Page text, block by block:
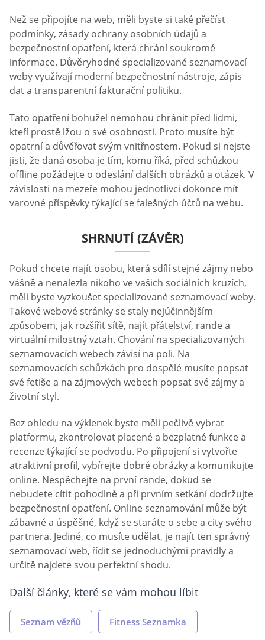
Než se připojíte na web, měli byste si také přečíst
podmínky, zásady ochrany osobních údajů a
bezpečnostní opatření, která chrání soukromé
informace. Důvěryhodné specializované seznamovací
weby využívají moderní bezpečnostní nástroje, zápis
dat a transparentní fakturační politiku.
Tato opatření bohužel nemohou chránit před lidmi,
kteří prostě lžou o své osobnosti. Proto musíte být
opatrní a důvěřovat svým vnitřnostem. Pokud si nejste
jisti, že daná osoba je tím, komu říká, před schůzkou
offline požádejte o odeslání dalších obrázků a otázek. V
závislosti na mezeře mohou jednotlivci dokonce mít
varovné příspěvky týkající se falešných účtů na webu.
SHRNUTÍ (ZÁVĚR)
Pokud chcete najít osobu, která sdílí stejné zájmy nebo
vášně a nenalezla nikoho ve vašich sociálních kruzích,
měli byste vyzkoušet specializované seznamovací weby.
Takové webové stránky se staly nejúčinnějším
způsobem, jak rozšířit sítě, najít přátelství, rande a
virtuální milostný vztah. Chování na specializovaných
seznamovacích webech závisí na poli. Na
seznamovacích schůzkách pro dospělé musíte popsat
své fetiše a na zájmových webech popsat své zájmy a
životní styl.
Bez ohledu na výklenek byste měli pečlivě vybrat
platformu, zkontrolovat placené a bezplatné funkce a
recenze týkající se podvodu. Po připojení si vytvořte
atraktivní profil, vybírejte dobré obrázky a komunikujte
online. Nespěchejte na první rande, dokud se
nebudete cítit pohodlně a při prvním setkání dodržujte
bezpečnostní opatření. Online seznamování může být
zábavné a úspěšné, když se staráte o sebe a city svého
partnera. Jediné, co musíte udělat, je najít ten správný
seznamovací web, řídit se jednoduchými pravidly a
určitě najdete svou perfektní shodu.
Další články, které se vám mohou líbit
Seznam vězňů Fitness Seznamka